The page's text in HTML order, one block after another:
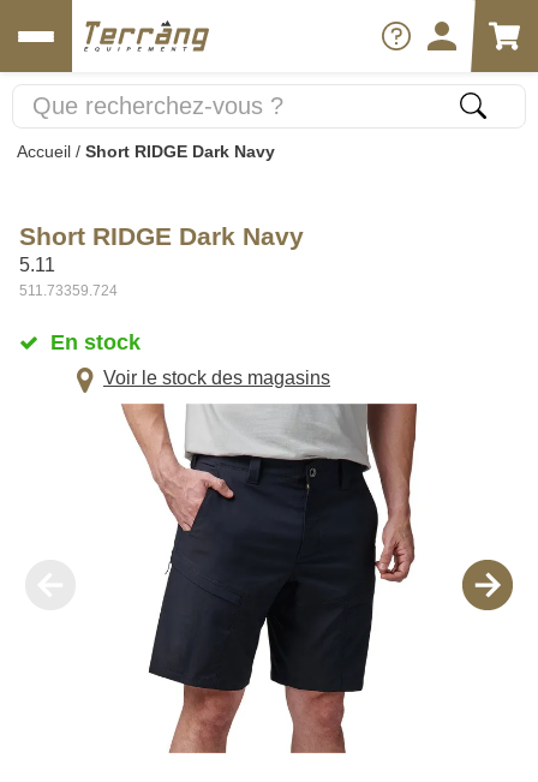
Accueil / Short RIDGE Dark Navy
Short RIDGE Dark Navy
5.11
511.73359.724
En stock
Voir le stock des magasins